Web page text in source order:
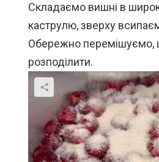
Складаємо вишні в
каструлю, зверху
Обережно перемішуємо,
розподілити.